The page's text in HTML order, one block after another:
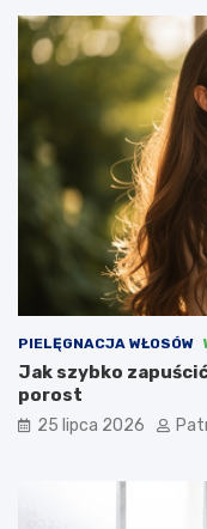
PIELĘGNACJA WŁOSÓW
Jak szybko
porost
25 lipca 2026